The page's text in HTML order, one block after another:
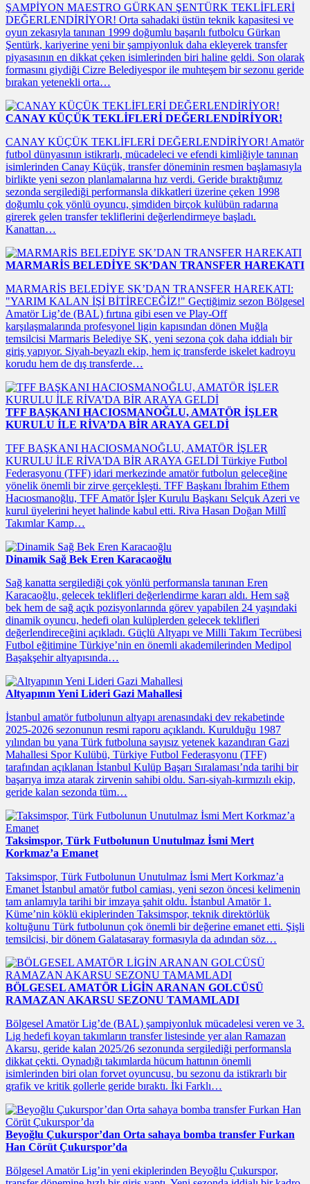
ŞAMPİYON MAESTRO GÜRKAN ŞENTÜRK TEKLİFLERİ
DEĞERLENDİRİYOR! Orta sahadaki üstün teknik kapasitesi ve
oyun zekasıyla tanınan 1999 doğumlu başarılı futbolcu Gürkan
Şentürk, kariyerine yeni bir şampiyonluk daha ekleyerek transfer
piyasasının en dikkat çeken isimlerinden biri haline geldi. Son olarak
formasını giydiği Cizre Belediyespor ile muhteşem bir sezonu geride
bırakan yetenekli orta…
CANAY KÜÇÜK TEKLİFLERİ DEĞERLENDİRİYOR!
CANAY KÜÇÜK TEKLİFLERİ DEĞERLENDİRİYOR! Amatör
futbol dünyasının istikrarlı, mücadeleci ve efendi kimliğiyle tanınan
isimlerinden Canay Küçük, transfer döneminin resmen başlamasıyla
birlikte yeni sezon planlamalarına hız verdi. Geride bıraktığımız
sezonda sergilediği performansla dikkatleri üzerine çeken 1998
doğumlu çok yönlü oyuncu, şimdiden birçok kulübün radarına
girerek gelen transfer tekliflerini değerlendirmeye başladı.
Kanattan…
MARMARİS BELEDİYE SK’DAN TRANSFER HAREKATI
MARMARİS BELEDİYE SK’DAN TRANSFER HAREKATI:
"YARIM KALAN İŞİ BİTİRECEĞİZ!" Geçtiğimiz sezon Bölgesel
Amatör Lig’de (BAL) fırtına gibi esen ve Play-Off
karşılaşmalarında profesyonel ligin kapısından dönen Muğla
temsilcisi Marmaris Belediye SK, yeni sezona çok daha iddialı bir
giriş yapıyor. Siyah-beyazlı ekip, hem iç transferde iskelet kadroyu
korudu hem de dış transferde…
TFF BAŞKANI HACIOSMANOĞLU, AMATÖR İŞLER
KURULU İLE RİVA’DA BİR ARAYA GELDİ
TFF BAŞKANI HACIOSMANOĞLU, AMATÖR İŞLER
KURULU İLE RİVA'DA BİR ARAYA GELDİ Türkiye Futbol
Federasyonu (TFF) idari merkezinde amatör futbolun geleceğine
yönelik önemli bir zirve gerçekleşti. TFF Başkanı İbrahim Ethem
Hacıosmanoğlu, TFF Amatör İşler Kurulu Başkanı Selçuk Azeri ve
kurul üyelerini heyet halinde kabul etti. Riva Hasan Doğan Millî
Takımlar Kamp…
Dinamik Sağ Bek Eren Karacaoğlu
Sağ kanatta sergilediği çok yönlü performansla tanınan Eren
Karacaoğlu, gelecek teklifleri değerlendirme kararı aldı. Hem sağ
bek hem de sağ açık pozisyonlarında görev yapabilen 24 yaşındaki
dinamik oyuncu, hedefi olan kulüplerden gelecek teklifleri
değerlendireceğini açıkladı. Güçlü Altyapı ve Milli Takım Tecrübesi
Futbol eğitimine Türkiye’nin en önemli akademilerinden Medipol
Başakşehir altyapısında…
Altyapının Yeni Lideri Gazi Mahallesi
İstanbul amatör futbolunun altyapı arenasındaki dev rekabetinde
2025-2026 sezonunun resmi raporu açıklandı. Kurulduğu 1987
yılından bu yana Türk futboluna sayısız yetenek kazandıran Gazi
Mahallesi Spor Kulübü, Türkiye Futbol Federasyonu (TFF)
tarafından açıklanan İstanbul Kulüp Başarı Sıralaması’nda tarihi bir
başarıya imza atarak zirvenin sahibi oldu. Sarı-siyah-kırmızılı ekip,
geride kalan sezonda tüm…
Taksimspor, Türk Futbolunun Unutulmaz İsmi Mert
Korkmaz’a Emanet
Taksimspor, Türk Futbolunun Unutulmaz İsmi Mert Korkmaz’a
Emanet İstanbul amatör futbol camiası, yeni sezon öncesi kelimenin
tam anlamıyla tarihi bir imzaya şahit oldu. İstanbul Amatör 1.
Küme’nin köklü ekiplerinden Taksimspor, teknik direktörlük
koltuğunu Türk futbolunun çok önemli bir değerine emanet etti. Şişli
temsilcisi, bir dönem Galatasaray formasıyla da adından söz…
BÖLGESEL AMATÖR LİGİN ARANAN GOLCÜSÜ
RAMAZAN AKARSU SEZONU TAMAMLADI
Bölgesel Amatör Lig’de (BAL) şampiyonluk mücadelesi veren ve 3.
Lig hedefi koyan takımların transfer listesinde yer alan Ramazan
Akarsu, geride kalan 2025/26 sezonunda sergilediği performansla
dikkat çekti. Oynadığı takımlarda hücum hattının önemli
isimlerinden biri olan forvet oyuncusu, bu sezonu da istikrarlı bir
grafik ve kritik gollerle geride bıraktı. İki Farklı…
Beyoğlu Çukurspor’dan Orta sahaya bomba transfer Furkan
Han Cörüt Çukurspor’da
Bölgesel Amatör Lig’in yeni ekiplerinden Beyoğlu Çukurspor,